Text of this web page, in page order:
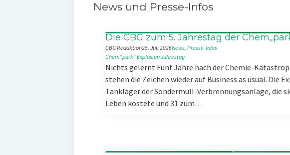
News und Presse-Infos
Die CBG zum 5. Jahrestag der
CBG Redaktion25. Juli 2026News, Presse-Infos
Chem“park“ExplosionJahrestag
Nichts gelernt Fünf Jahre nach der Chemie-
stehen die Zeichen wieder auf Business as usual. Die
Tanklager der Sondermüll-Verbrennungsanlage, die
Leben kostete und 31 zum…